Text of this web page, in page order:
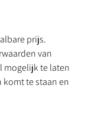
prijs.
van
mogelijk te laten
komt te staan en